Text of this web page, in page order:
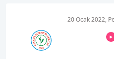
20 Ocak 2022,